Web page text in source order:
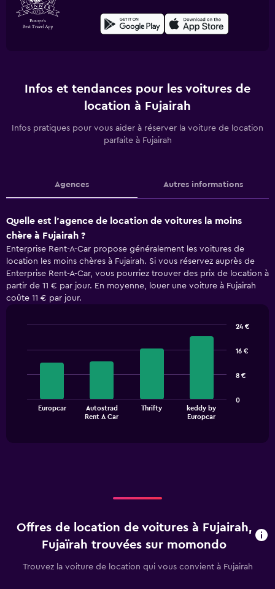
Infos et tendances pour les voitures de
location à Fujairah
Infos pratiques pour vous aider à réserver la voiture de location
parfaite à Fujairah
Agences Autres informations
Quelle est l’agence de location de voitures la moins
chère à Fujairah ?
Enterprise Rent-A-Car propose généralement les voitures de
location les moins chères à Fujairah. Si vous réservez auprès de
Enterprise Rent-A-Car, vous pourriez trouver des prix de location à
partir de 11 € par jour. En moyenne, louer une voiture à Fujairah
coûte 11 € par jour.
bars.
The
chart
The
chart
1
Europcar
Autostrad
Rent A Car
Thrifty
keddy by
Europcar
0
8 €
16 €
24 €
Offres de location de voitures à Fujairah,
Fujaïrah trouvées sur momondo
Trouvez la voiture de location qui vous convient à Fujairah